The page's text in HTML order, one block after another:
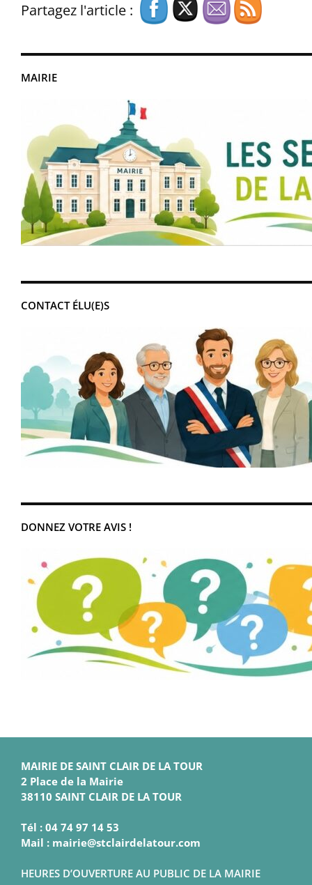
MAIRIE
CONTACT ÉLU(E)S
DONNEZ VOTRE AVIS !
Partagez l'article :
MAIRIE DE SAINT CLAIR DE LA TOUR
2 Place de la Mairie
38110 SAINT CLAIR DE LA TOUR
Tél : 04 74 97 14 53
Mail : mairie@stclairdelatour.com
HEURES D’OUVERTURE AU PUBLIC DE LA MAIRIE